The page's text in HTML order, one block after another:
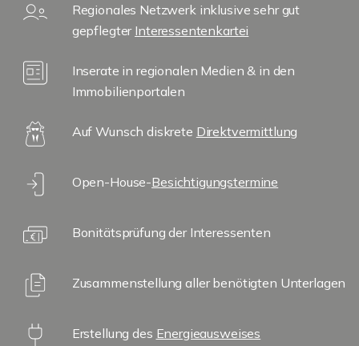
Regionales Netzwerk inklusive sehr gut
gepflegter Interessentenkartei
Inserate in regionalen Medien & in den
Immobilienportalen
Auf Wunsch diskrete Direktvermittlung
Open-House-Besichtigungstermine
Bonitätsprüfung der Interessenten
Zusammenstellung aller benötigten Unterlagen
Erstellung des Energieausweises